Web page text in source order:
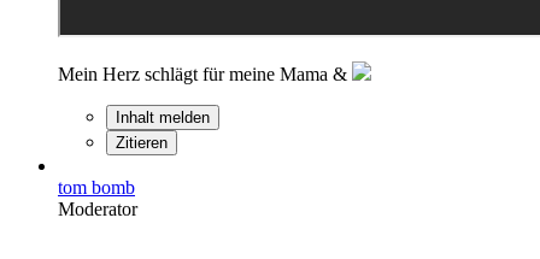
Mein Herz schlägt für meine Mama &
Inhalt melden
Zitieren
tom bomb
Moderator